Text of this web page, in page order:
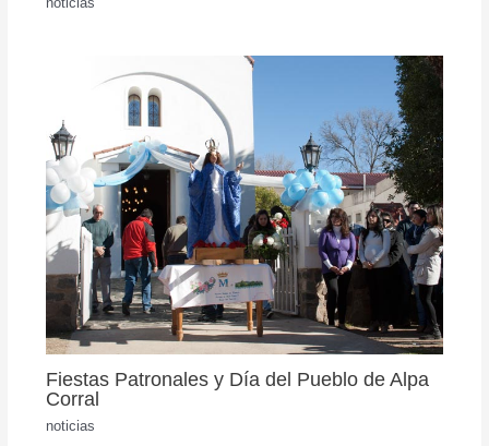
Fiestas Patronales y Día del Pueblo de Alpa
Corral
noticias